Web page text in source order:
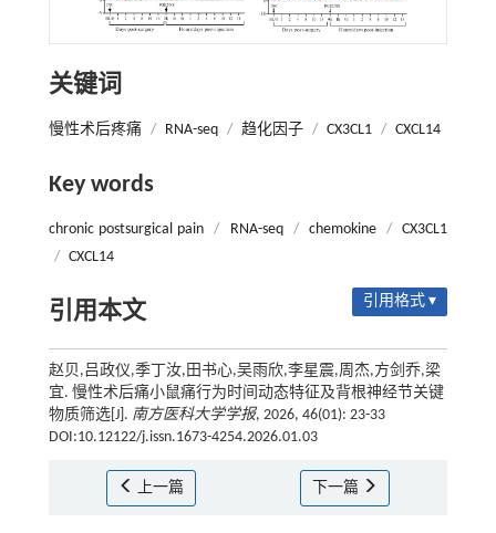
关键词
慢性术后疼痛 / RNA-seq / 趋化因子 / CX3CL1 / CXCL14
Key words
chronic postsurgical pain / RNA-seq / chemokine /
CX3CL1
/ CXCL14
引用本文 引用格式 ▾
赵贝,吕政仪,季丁汝,田书心,吴雨欣,李星震,周杰,方剑乔,梁
宜. 慢性术后痛小鼠痛行为时间动态特征及背根神经节关键
物质筛选[J]. 南方医科大学学报, 2026, 46(01): 23-33
DOI:10.12122/j.issn.1673-4254.2026.01.03
上一篇 下一篇